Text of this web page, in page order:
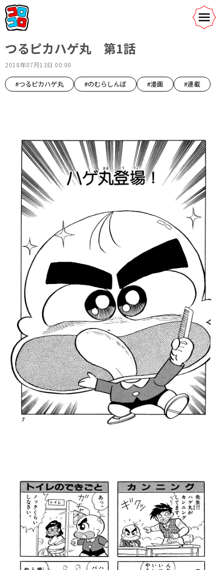
つるピカハゲ丸 第1話
2018年07月13日 00:00
#つるピカハゲ丸 #のむらしんぼ #漫画 #連載